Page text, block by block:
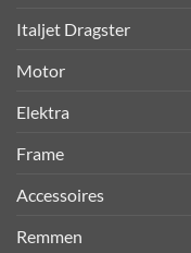
Italjet Dragster
Motor
Elektra
Frame
Accessoires
Remmen